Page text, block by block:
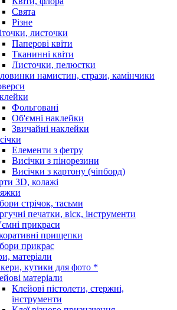
Свята
Різне
листочки
Паперові квіти
Тканинні квіти
Листочки, пелюстки
намистин, стрази, камінчики
Фольговані
Об'ємні наклейки
Звичайні наклейки
Елементи з фетру
Висічки з пінорезини
Висічки з картону (чіпборд)
3D, колажі
стрічок, тасьми
печатки, віск, інструменти
прикраси
прищепки
прикрас
матеріали
кутики для фото *
матеріали
Клейові пістолети, стержні,
інструменти